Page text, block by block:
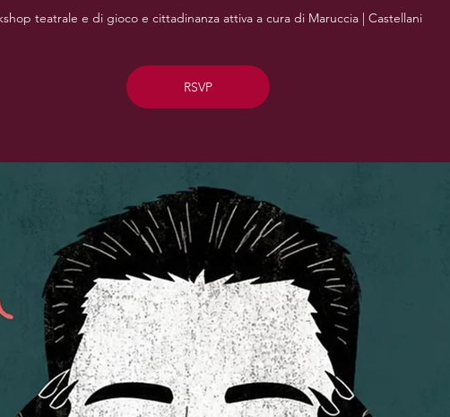
teatrale e di gioco e cittadinanza attiva a cura di Maruccia | Castellani
RSVP